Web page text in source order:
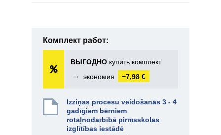
Комплект работ:
ВЫГОДНО купить комплект
➞
экономия −7,98 €
Izziņas procesu veidošanās 3 - 4
gadīgiem bērniem
rotaļnodarbībā pirmsskolas
izglītības iestādē